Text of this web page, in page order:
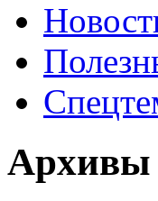
Архивы